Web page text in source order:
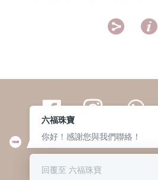
 
繁體 | 簡体
© 六福集團 版權所有 不得轉載
六福珠寶
你好！感謝您與我們聯絡！
回覆至 六福珠寶